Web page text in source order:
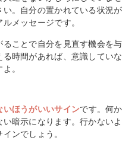
。自分の置かれている状況が
メッセージです。
ことで自分を見直す機会を与
時間があれば、意識していな
。
いほうがいいサインです。何か
暗示になります。行かないよ
ンでしょう。